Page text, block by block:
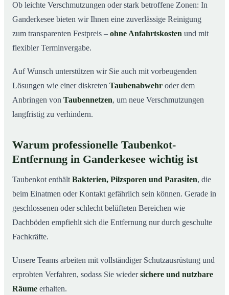
Ob leichte Verschmutzungen oder stark betroffene Zonen: In
Ganderkesee bieten wir Ihnen eine zuverlässige Reinigung
zum transparenten Festpreis – ohne Anfahrtskosten und mit
flexibler Terminvergabe.
Auf Wunsch unterstützen wir Sie auch mit vorbeugenden
Lösungen wie einer diskreten Taubenabwehr oder dem
Anbringen von Taubennetzen, um neue Verschmutzungen
langfristig zu verhindern.
Warum professionelle Taubenkot-
Entfernung in Ganderkesee wichtig ist
Taubenkot enthält Bakterien, Pilzsporen und Parasiten, die
beim Einatmen oder Kontakt gefährlich sein können. Gerade in
geschlossenen oder schlecht belüfteten Bereichen wie
Dachböden empfiehlt sich die Entfernung nur durch geschulte
Fachkräfte.
Unsere Teams arbeiten mit vollständiger Schutzausrüstung und
erprobten Verfahren, sodass Sie wiedersichere und nutzbare
Räume erhalten.